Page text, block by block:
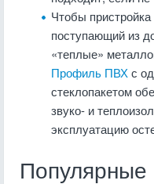
Чтобы
поступающий из
«теплые»
Профиль ПВХс
стеклопакетом
звуко- и
эксплуатацию